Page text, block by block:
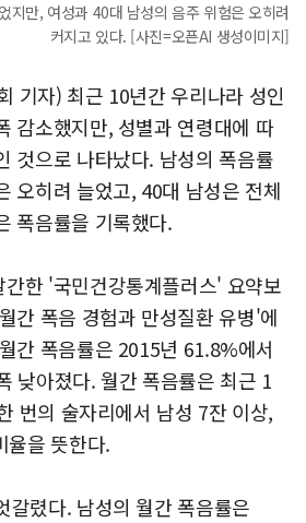
만, 여성과 40대 남성의 음주 위험은 오히려
커지고 있다. [사진=오픈AI 생성이미지]
기자) 최근 10년간 우리나라 성인
감소했지만, 성별과 연령대에 따
것으로 나타났다. 남성의 폭음률
오히려 늘었고, 40대 남성은 전체
폭음률을 기록했다.
한 '국민건강통계플러스' 요약보
간 폭음 경험과 만성질환 유병'에
간 폭음률은 2015년 61.8%에서
낮아졌다. 월간 폭음률은 최근 1
번의 술자리에서 남성 7잔 이상,
율을 뜻한다.
갈렸다. 남성의 월간 폭음률은